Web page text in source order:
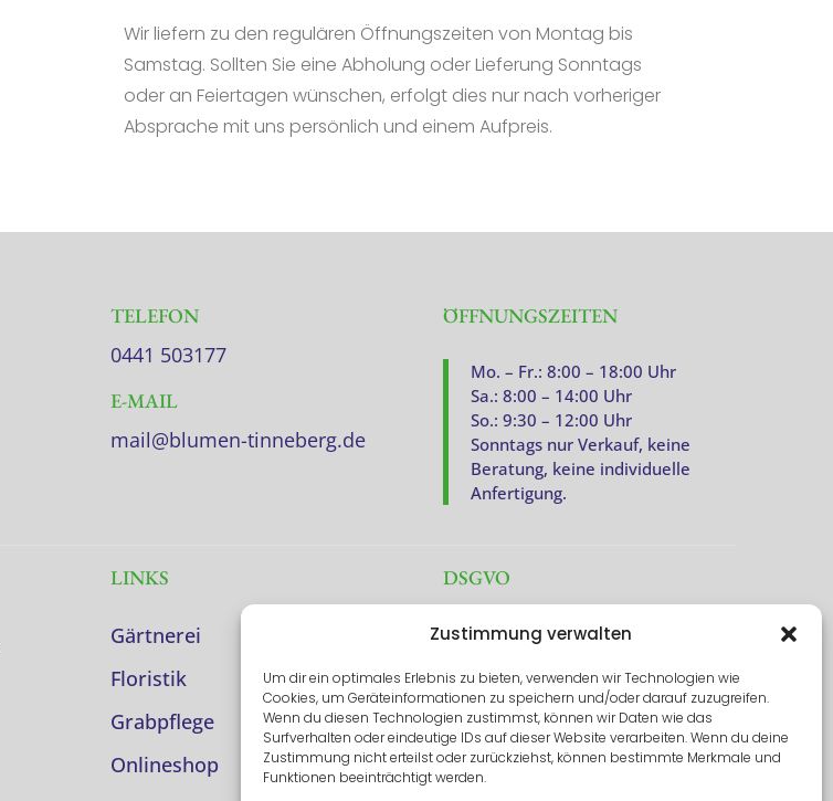
Zustimmung verwalten
Um dir ein optimales Erlebnis zu bieten, verwenden wir Technologien wie
Cookies, um Geräteinformationen zu speichern und/oder darauf zuzugreifen.
Wenn du diesen Technologien zustimmst, können wir Daten wie das
Surfverhalten oder eindeutige IDs auf dieser Website verarbeiten. Wenn du deine
Zustimmung nicht erteilst oder zurückziehst, können bestimmte Merkmale und
Funktionen beeinträchtigt werden.
Wir liefern zu den regulären Öffnungszeiten von Montag bis
Samstag. Sollten Sie eine Abholung oder Lieferung Sonntags
oder an Feiertagen wünschen, erfolgt dies nur nach vorheriger
Absprache mit uns persönlich und einem Aufpreis.
TELEFON
0441 503177
E-MAIL
mail@blumen-tinneberg.de
ÖFFNUNGSZEITEN
Mo. – Fr.: 8:00 – 18:00 Uhr
Sa.: 8:00 – 14:00 Uhr
So.: 9:30 – 12:00 Uhr
Sonntags nur Verkauf, keine
Beratung, keine individuelle
Anfertigung.
LINKS
Gärtnerei
Floristik
Grabpflege
Onlineshop
DSGVO
Impressum
Datenschutz
Cookie-Richtlinien
AGB/Widerrufsrecht